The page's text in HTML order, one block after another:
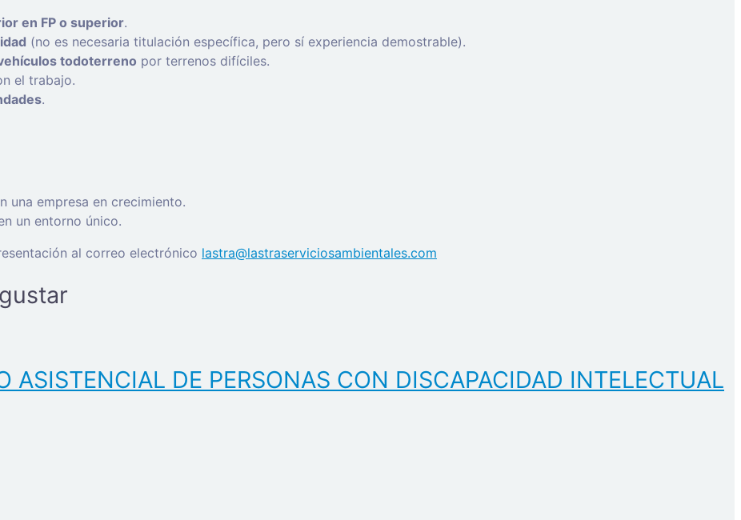
en FP o superior.
(no es necesaria titulación específica, pero sí experiencia demostrable).
todoterreno por terrenos difíciles.
el trabajo.
.
una empresa en crecimiento.
un entorno único.
al correo electrónico lastra@lastraserviciosambientales.com
ASISTENCIAL DE PERSONAS CON DISCAPACIDAD INTELECTUAL